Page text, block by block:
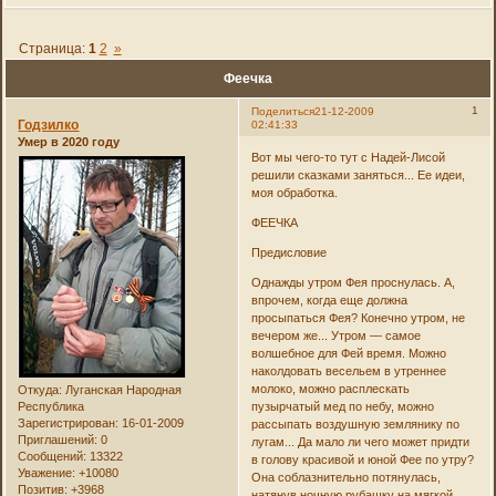
Феечка
Страница: 1 2 »
Поделиться 1
21-12-2009
02:41:33
Годзилко
Умер в 2020 году
Откуда: Луганская Народная
Республика
Зарегистрирован: 16-01-2009
Приглашений: 0
Сообщений: 13322
Уважение: +10080
Позитив: +3968
Вот мы чего-то тут с Надей-Лисой
решили сказками заняться... Ее идеи,
моя обработка.
ФЕЕЧКА
Предисловие
Однажды утром Фея проснулась. А,
впрочем, когда еще должна
просыпаться Фея? Конечно утром, не
вечером же... Утром — самое
волшебное для Фей время. Можно
наколдовать весельем в утреннее
молоко, можно расплескать
пузырчатый мед по небу, можно
рассыпать воздушную землянику по
лугам... Да мало ли чего может придти
в голову красивой и юной Фее по утру?
Она соблазнительно потянулась,